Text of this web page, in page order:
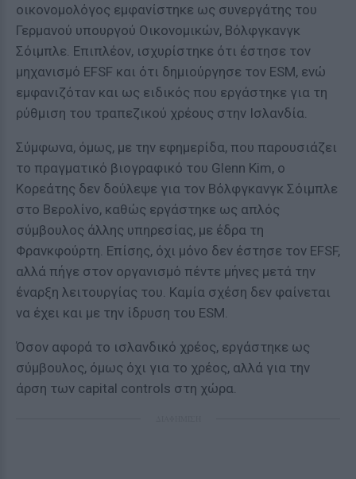
οικονομολόγος εμφανίστηκε ως συνεργάτης του
Γερμανού υπουργού Οικονομικών, Βόλφγκανγκ
Σόιμπλε. Επιπλέον, ισχυρίστηκε ότι έστησε τον
μηχανισμό EFSF και ότι δημιούργησε τον ESM, ενώ
εμφανιζόταν και ως ειδικός που εργάστηκε για τη
ρύθμιση του τραπεζικού χρέους στην Ισλανδία.
Σύμφωνα, όμως, με την εφημερίδα, που παρουσιάζει
το πραγματικό βιογραφικό του Glenn Kim, ο
Κορεάτης δεν δούλεψε για τον Βόλφγκανγκ Σόιμπλε
στο Βερολίνο, καθώς εργάστηκε ως απλός
σύμβουλος άλλης υπηρεσίας, με έδρα τη
Φρανκφούρτη. Επίσης, όχι μόνο δεν έστησε τον EFSF,
αλλά πήγε στον οργανισμό πέντε μήνες μετά την
έναρξη λειτουργίας του. Καμία σχέση δεν φαίνεται
να έχει και με την ίδρυση του ESM.
Όσον αφορά το ισλανδικό χρέος, εργάστηκε ως
σύμβουλος, όμως όχι για το χρέος, αλλά για την
άρση των capital controls στη χώρα.